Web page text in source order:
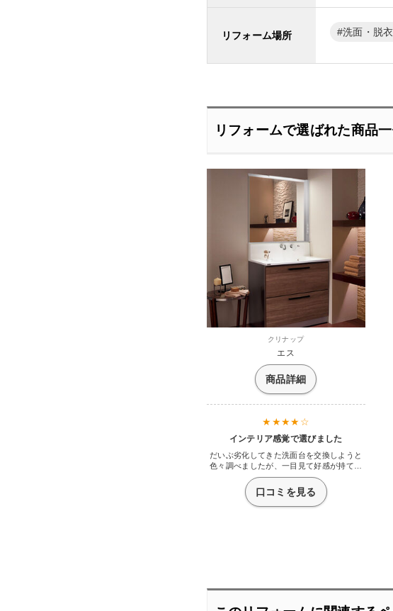
リフォーム場所 洗面・脱
リフォームで選ばれた商品一
クリナップ
エス
商品詳細
インテリア感覚で選びました
だいぶ劣化してきた洗面台を交換しようと
色々調べましたが、一目見て好感が持てた
このクリナップさんのＳ洗面台にしてもら
いました。私が好きな箇所は中が全てステ
ンレスになっていることですね。他の商品
にはないことだと思いました。妻はちょっ
口コミを見る